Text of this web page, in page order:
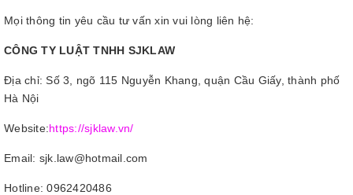
Mọi thông tin yêu cầu tư vấn xin vui lòng liên hệ:
CÔNG TY LUẬT TNHH SJKLAW
Địa chỉ: Số 3, ngõ 115 Nguyễn Khang, quận Cầu Giấy, thành phố
Hà Nội
Website:https://sjklaw.vn/
Email: sjk.law@hotmail.com
Hotline: 0962420486